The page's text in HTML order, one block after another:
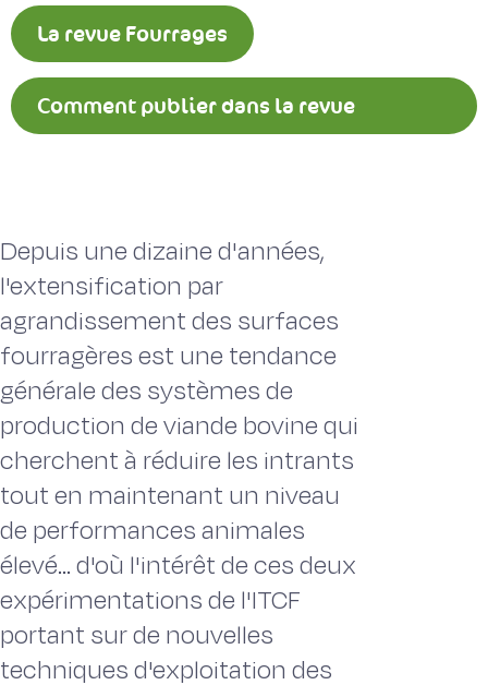
La revue Fourrages
Comment publier dans la revue
Depuis une dizaine d'années,
l'extensification par
agrandissement des surfaces
fourragères est une tendance
générale des systèmes de
production de viande bovine qui
cherchent à réduire les intrants
tout en maintenant un niveau
de performances animales
élevé... d'où l'intérêt de ces deux
expérimentations de l'ITCF
portant sur de nouvelles
techniques d'exploitation des